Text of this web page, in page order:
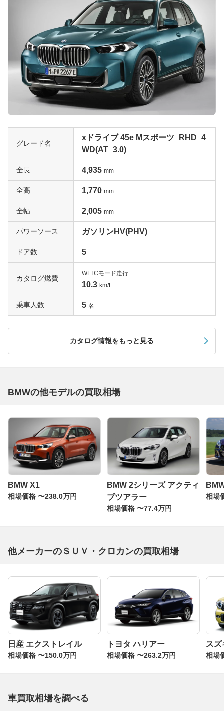
グレード名
xドライブ 45e Mスポーツ_RHD_4
WD(AT_3.0)
全長 4,935 mm
全高 1,770 mm
全幅 2,005 mm
パワーソース ガソリンHV(PHV)
ドア数 5
カタログ燃費
WLTCモード走行
10.3 km/L
乗車人数 5 名
カタログ情報をもっと見る
BMWの他モデルの買取相場
BMW X1
相場価格 〜238.0万円
BMW 2シリーズ アクティ
ブツアラー
相場価格 〜77.4万円
相場
他メーカーのＳＵＶ・クロカンの買取相場
日産 エクストレイル
相場価格 〜150.0万円
トヨタ ハリアー
相場価格 〜263.2万円
ス
相場
車買取相場を調べる